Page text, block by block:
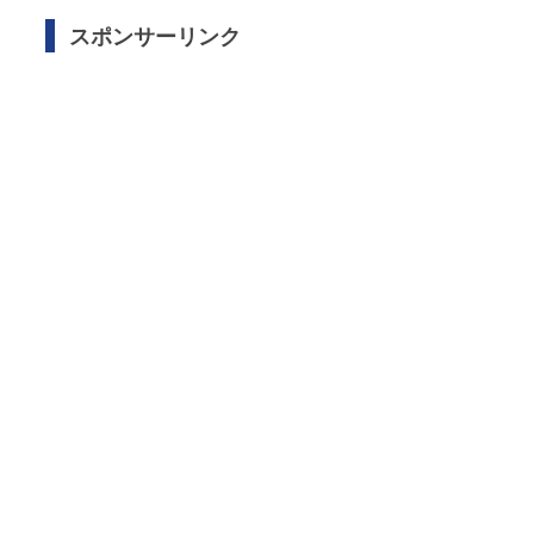
スポンサーリンク